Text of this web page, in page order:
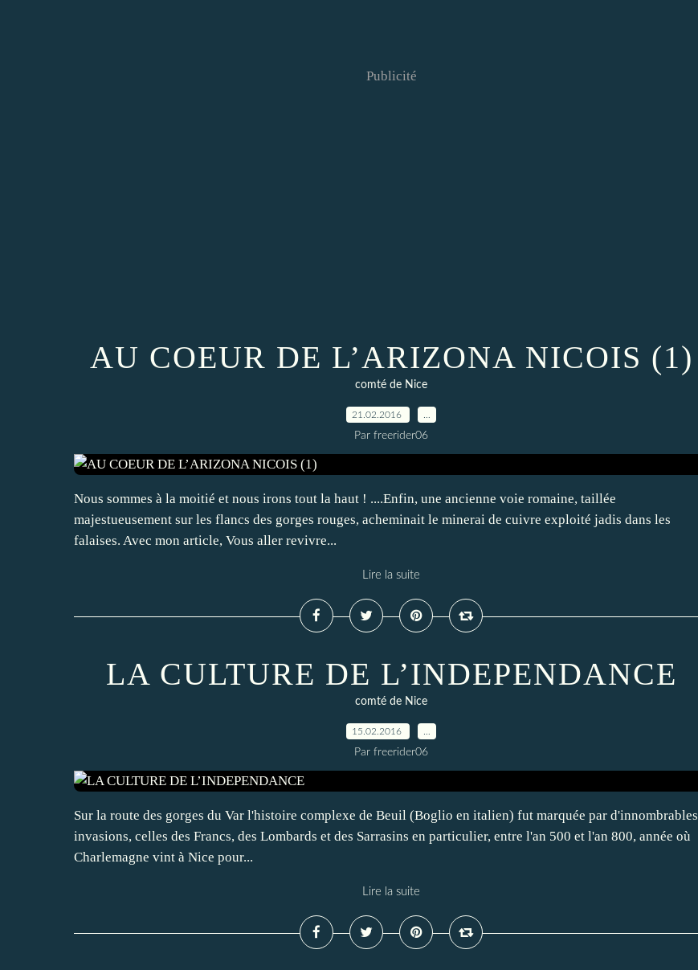
Publicité
AU COEUR DE L’ARIZONA NICOIS (1)
comté de Nice
21.02.2016
Par freerider06
Nous sommes à la moitié et nous irons tout la haut ! ....Enfin, une ancienne voie romaine, taillée
majestueusement sur les flancs des gorges rouges, acheminait le minerai de cuivre exploité jadis dans les
falaises. Avec mon article, Vous aller revivre...
Lire la suite
LA CULTURE DE L’INDEPENDANCE
comté de Nice
15.02.2016
Par freerider06
Sur la route des gorges du Var l'histoire complexe de Beuil (Boglio en italien) fut marquée par d'innombrables
invasions, celles des Francs, des Lombards et des Sarrasins en particulier, entre l'an 500 et l'an 800, année où
Charlemagne vint à Nice pour...
Lire la suite